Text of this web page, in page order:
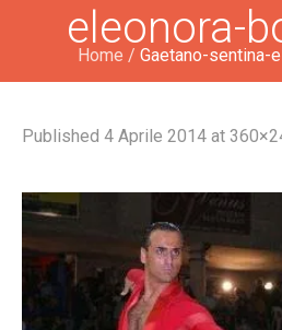
eleonora-
Home / Gaetano-sentina-
Published 4 Aprile 2014 at